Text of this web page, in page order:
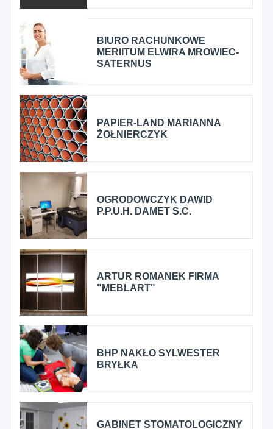
BIURO RACHUNKOWE
MERIITUM ELWIRA MROWIEC-
SATERNUS
PAPIER-LAND MARIANNA
ŻOŁNIERCZYK
OGRODOWCZYK DAWID
P.P.U.H. DAMET S.C.
ARTUR ROMANEK FIRMA
"MEBLART"
BHP NAKŁO SYLWESTER
BRYŁKA
GABINET STOMATOLOGICZNY